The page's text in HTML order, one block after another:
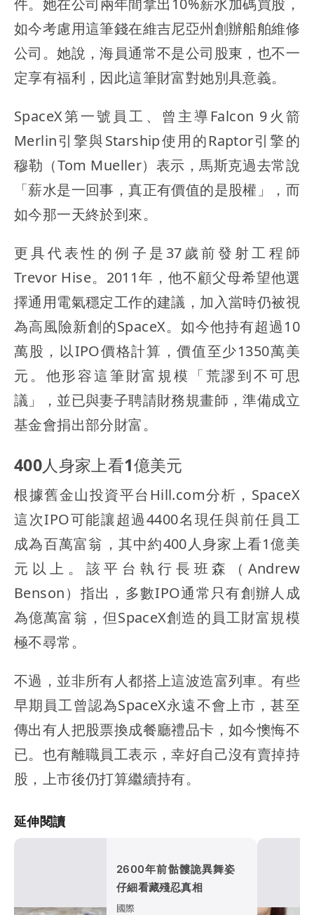
件。她在公司兩年間拿出10%薪水加碼買股，
如今考慮用這筆錢在維吉尼亞州創辦船舶維修
公司。她說，海員通常不是公司股東，也不一
定享有福利，因此這筆財富對她別具意義。
SpaceX第一號員工、曾主導Falcon 9火箭
Merlin引擎與Starship使用的Raptor引擎的
穆勒（Tom Mueller）表示，馬斯克過去常說
「薪水是一回事，真正有價值的是股權」
，而
如今那一天終於到來。
更具代表性的例子是37歲前發射工程師
Trevor Hise。2011年，他不顧父母希望他選
擇通用電氣穩定工作的建議，加入當時仍被視
為高風險新創的SpaceX。如今他持有超過10
萬股，以IPO價格計算，價值至少1350萬美
元。他形容這筆財富規模「荒謬到不可思
議」，並已與妻子聘請財務規畫師，準備成立
基金會捐出部分財富。
400人身家上看1億美元
根據舊金山投資平台Hill.com分析，SpaceX
這次IPO可能讓超過4400名現任與前任員工
成為百萬富翁，其中約400人身家上看1億美
元以上。該平台執行長班森（Andrew
Benson）指出，多數IPO通常只有創辦人成
為億萬富翁，但SpaceX創造的員工財富規模
極不尋常。
不過，並非所有人都搭上這波造富列車。有些
早期員工曾認為SpaceX永遠不會上市，甚至
傳出有人把股票換成餐廳禮品卡，如今懊悔不
已。也有離職員工表示，幸好自己沒有賣掉持
股，上市後仍打算繼續持有。
延伸閱讀
2600年前骷髏詭異舞姿
仔細看藏殘忍真相
國際